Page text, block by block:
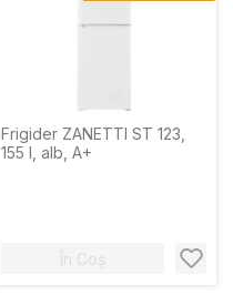
Frigider ZANETTI ST 123,
155 l, alb, A+
În Coș